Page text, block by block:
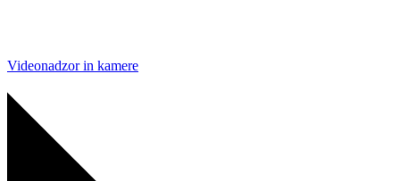
Videonadzor in kamere